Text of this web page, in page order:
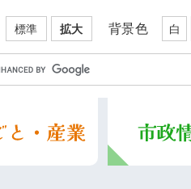
標準 拡大 背景色 白